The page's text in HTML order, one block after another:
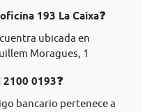
193 La Caixa❓
ubicada en
Moragues, 1
0193❓
bancario pertenece a